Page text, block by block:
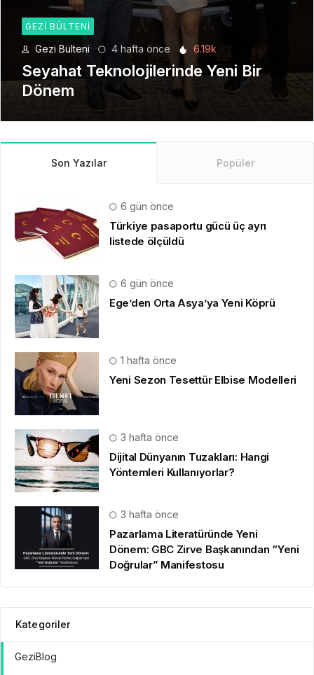
GEZI BÜLTENI
Gezi Bülteni 1 ay önce 8.94k
Manevi Yolculukta Yeni Dönem
Son Yazılar Popüler
6 gün önce
Türkiye pasaportu gücü üç ayrı
listede ölçüldü
6 gün önce
Ege’den Orta Asya’ya Yeni Köprü
1 hafta önce
Yeni Sezon Tesettür Elbise Modelleri
3 hafta önce
Dijital Dünyanın Tuzakları: Hangi
Yöntemleri Kullanıyorlar?
3 hafta önce
Pazarlama Literatüründe Yeni
Dönem: GBC Zirve Başkanından “Yeni
Doğrular” Manifestosu
Kategoriler
GeziBlog